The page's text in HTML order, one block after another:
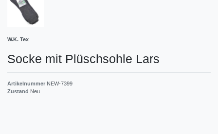
W.K. Tex
Socke mit Plüschsohle Lars
Artikelnummer NEW-7399
Zustand Neu